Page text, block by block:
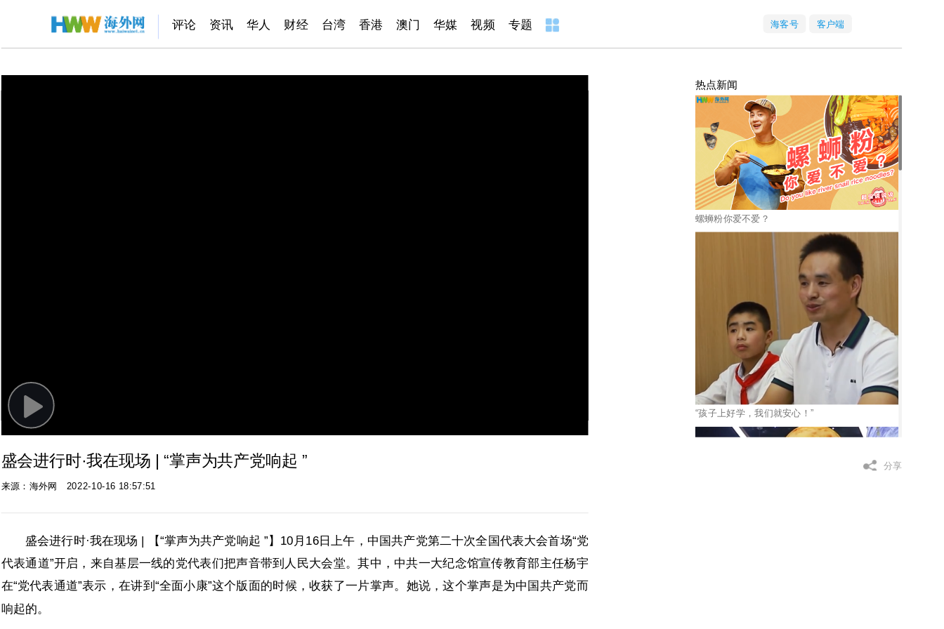
评论 资讯 华人 财经 台湾 香港 澳门 华媒 视频 专题 海客号 客户端
Play
Video
盛会进行时·我在现场 | “掌声为共产党响起 ”
来源：海外网 2022-10-16 18:57:51
盛会进行时·我在现场 | 【“掌声为共产党响起 ”】10月16日上午，中国共产党第二十次全国代表大会首场“党
代表通道”开启，来自基层一线的党代表们把声音带到人民大会堂。其中，中共一大纪念馆宣传教育部主任杨宇
在“党代表通道”表示，在讲到“全面小康”这个版面的时候，收获了一片掌声。她说，这个掌声是为中国共产党而
响起的。
热点新闻
螺蛳粉你爱不爱？
“孩子上好学，我们就安心！”
分享